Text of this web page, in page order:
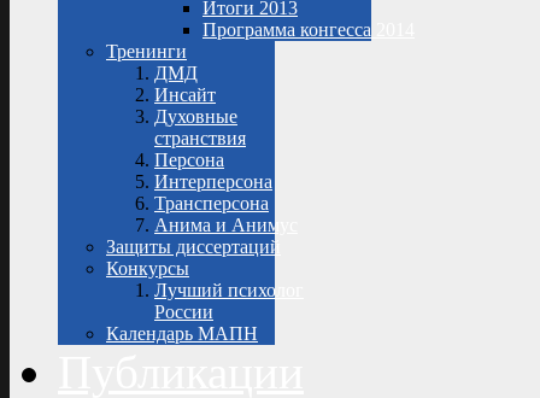
Итоги 2013
Программа конгесса 2014
Тренинги
ДМД
Инсайт
Духовные
странствия
Персона
Интерперсона
Трансперсона
Анима и Анимус
Защиты диссертаций
Конкурсы
Лучший психолог
России
Календарь МАПН